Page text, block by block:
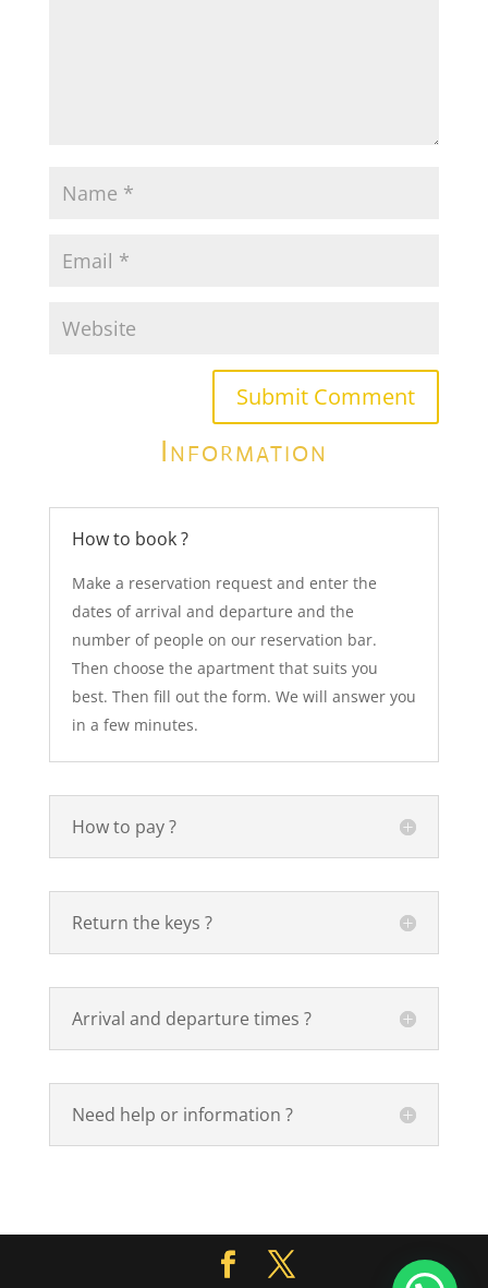
Submit Comment
Information
How to book ?
Make a reservation request and enter the
dates of arrival and departure and the
number of people on our reservation bar.
Then choose the apartment that suits you
best. Then fill out the form. We will answer you
in a few minutes.
How to pay ?
Return the keys ?
Arrival and departure times ?
Need help or information ?